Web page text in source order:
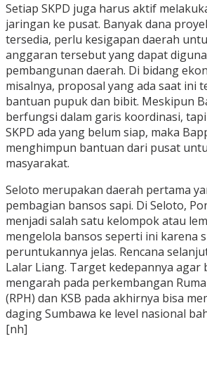
Setiap SKPD juga harus aktif
jaringan ke pusat. Banyak dana
tersedia, perlu kesigapan daerah
anggaran tersebut yang dapat
pembangunan daerah. Di bidang
misalnya, proposal yang ada saat ini
bantuan pupuk dan bibit. Meskipun
berfungsi dalam garis koordinasi,
SKPD ada yang belum siap, maka
menghimpun bantuan dari pusat
masyarakat.
Seloto merupakan daerah pertama
pembagian bansos sapi. Di Seloto,
menjadi salah satu kelompok atau
mengelola bansos seperti ini karena
peruntukannya jelas. Rencana
Lalar Liang. Target kedepannya agar
mengarah pada perkembangan
(RPH) dan KSB pada akhirnya bisa
daging Sumbawa ke level nasional
[nh]